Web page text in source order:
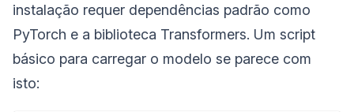
instalação requer dependências padrão como
PyTorch e a biblioteca Transformers. Um script
básico para carregar o modelo se parece com
isto: